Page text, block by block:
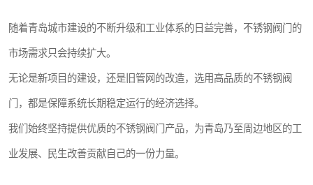
随着青岛城市建设的不断升级和工业体系的日益完善，不锈钢阀门的
市场需求只会持续扩大。
无论是新项目的建设，还是旧管网的改造，选用高品质的不锈钢阀
门，都是保障系统长期稳定运行的经济选择。
我们始终坚持提供优质的不锈钢阀门产品，为青岛乃至周边地区的工
业发展、民生改善贡献自己的一份力量。